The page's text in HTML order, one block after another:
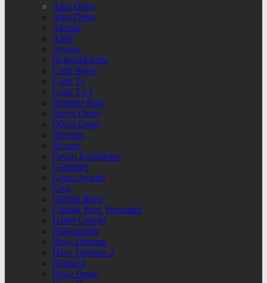
Altın Detay
Altın Detay
Altınlar
AMP
Ayarlar
Beğendiklerim
Canlı Borsa
Canlı Tv
Canlı Tv 2
Deneme Page
Döviz Detay
Döviz Detay
Dövizler
Eczane
Favori İçeriklerim
Gazeteler
Genel Ayarlar
Giriş
Gizlilik İlkesi
Günlük Burç Yorumları
Haber Gönder
Hakkımızda
Hava Durumu
Hava Durumu 2
Header4
Hisse Detay